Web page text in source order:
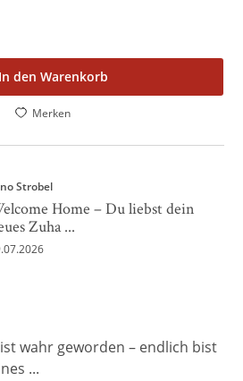
In den Warenkorb
Merken
Strobel
Home – Du liebst dein
Zuha ...
wahr geworden – endlich bist
...